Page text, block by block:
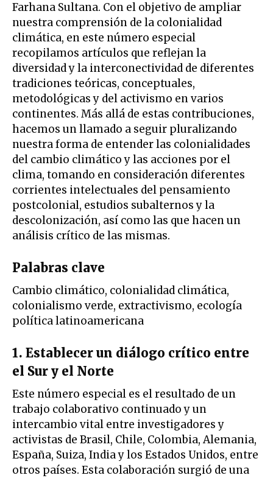
Farhana Sultana. Con el objetivo de ampliar
nuestra comprensión de la colonialidad
climática, en este número especial
recopilamos artículos que reflejan la
diversidad y la interconectividad de diferentes
tradiciones teóricas, conceptuales,
metodológicas y del activismo en varios
continentes. Más allá de estas contribuciones,
hacemos un llamado a seguir pluralizando
nuestra forma de entender las colonialidades
del cambio climático y las acciones por el
clima, tomando en consideración diferentes
corrientes intelectuales del pensamiento
postcolonial, estudios subalternos y la
descolonización, así como las que hacen un
análisis crítico de las mismas.
Palabras clave
Cambio climático, colonialidad climática,
colonialismo verde, extractivismo, ecología
política latinoamericana
1. Establecer un diálogo crítico entre
el Sur y el Norte
Este número especial es el resultado de un
trabajo colaborativo continuado y un
intercambio vital entre investigadores y
activistas de Brasil, Chile, Colombia, Alemania,
España, Suiza, India y los Estados Unidos, entre
otros países. Esta colaboración surgió de una